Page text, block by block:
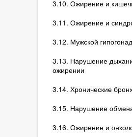
3.10. Ожирение и
3.11. Ожирение и
3.12. Мужской
3.13. Нарушение
ожирении
3.14. Хронические
3.15. Нарушение
3.16. Ожирение и